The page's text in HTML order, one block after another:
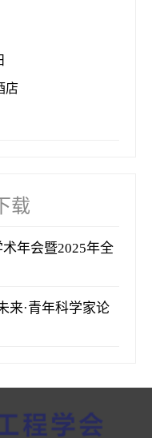
店
载
年会暨2025年全
来·青年科学家论